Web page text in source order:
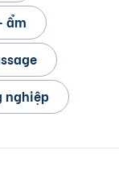
ẩm
nghiệp